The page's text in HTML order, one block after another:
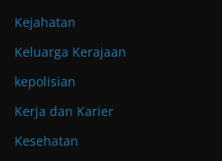
Kejahatan
Keluarga Kerajaan
kepolisian
Kerja dan Karier
Kesehatan